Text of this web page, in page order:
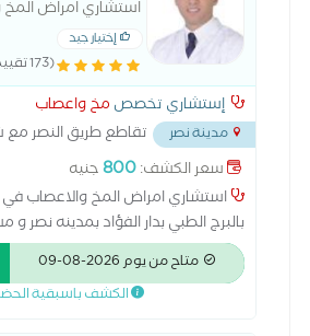
العصبية عند الأطفال علاج حالات
حالات الشلل الدماغي علاج حالات تأخر
حالات ضمور العضلات و التهابات
علاج حالات فرط الحركة علاج لين
استشاري امراض المخ
إختيار جيد
(173 تقييم)
إستشاري تخصص مخ واعصاب
مدينة نصر
تقاطع طريق النصر
عباس...
سعر الكشف:800جنيه
استشاري امراض المخ والاعصاب
بالبرج الطبي بدار الفؤاد بمدينه نصر
الدولي بالقاهره الجديده و مستشفي
دكتوراه و ماجستير أمراض المخ و
القاهره - زميل جامعه ليون - فرنسا -
متاح من يوم 2026-08-09
الكشف باسبقية